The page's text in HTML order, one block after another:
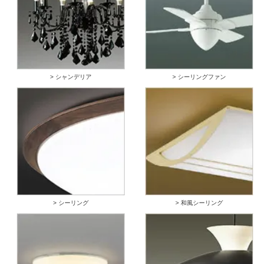
> シャンデリア > シーリングファン
> シーリング > 和風シーリング